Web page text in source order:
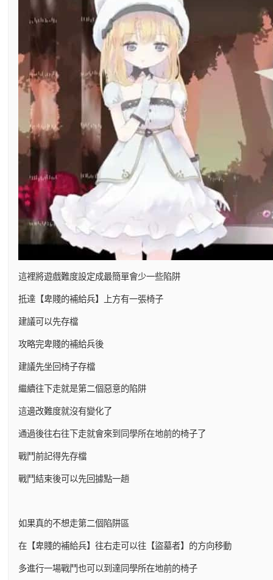
這裡將遊戲難度設定成最簡單會少一些陷阱
抵達【卑賤的補給兵】上方有一張椅子
建議可以先存檔
攻略完卑賤的補給兵後
建議先坐回椅子存檔
繼續往下走就是第二個惡意的陷阱
這邊改難度就沒有變化了
通過後往右往下走就會來到同學所在地前的椅子了
戰鬥前記得先存檔
戰鬥結束後可以先回據點一趟
如果真的不想走第二個陷阱區
在【卑賤的補給兵】往右走可以往【盜墓者】的方向移動
多進行一場戰鬥也可以到達同學所在地前的椅子